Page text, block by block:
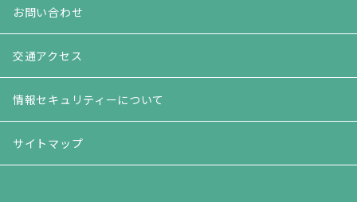
お問い合わせ
交通アクセス
情報セキュリティーについて
サイトマップ